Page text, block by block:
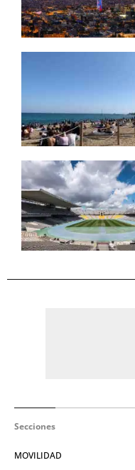
Secciones
MOVILIDAD